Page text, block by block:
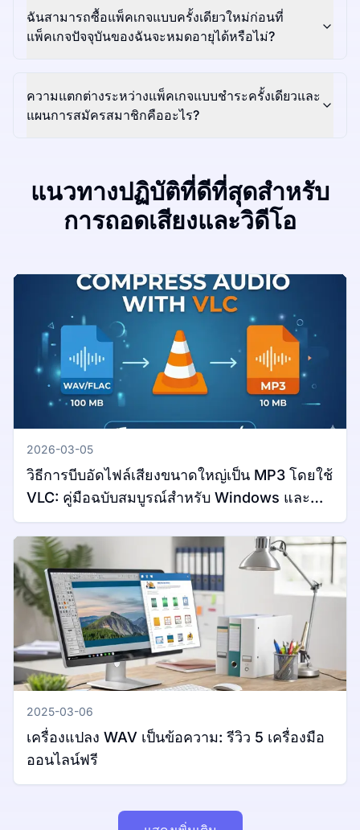
ฉันสามารถซื้อแพ็คเกจแบบครั้งเดียวใหม่ก่อนที่
แพ็คเกจปัจจุบันของฉันจะหมดอายุได้หรือไม่?
ความแตกต่างระหว่างแพ็คเกจแบบชำระครั้งเดียวและ
แผนการสมัครสมาชิกคืออะไร?
แนวทางปฏิบัติที่ดีที่สุดสำหรับ
การถอดเสียงและวิดีโอ
2026-03-05
วิธีการบีบอัดไฟล์เสียงขนาดใหญ่เป็น MP3 โดยใช้
VLC: คู่มือฉบับสมบูรณ์สำหรับ Windows และ
Mac
2025-03-06
เครื่องแปลง WAV เป็นข้อความ: รีวิว 5 เครื่องมือ
ออนไลน์ฟรี